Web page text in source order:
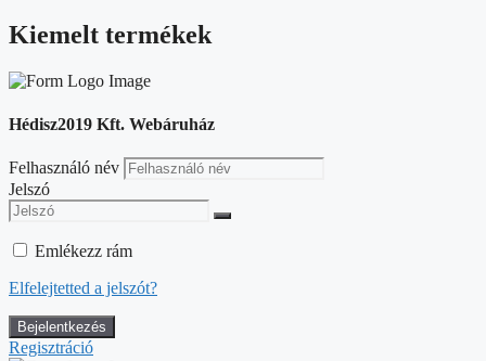
Kiemelt termékek
Hédisz2019 Kft. Webáruház
Felhasználó név
Jelszó
Emlékezz rám
Elfelejtetted a jelszót?
Regisztráció